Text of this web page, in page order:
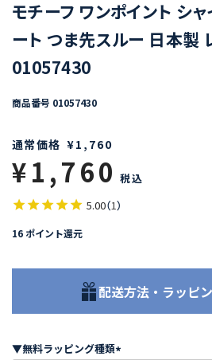
モチーフ ワンポイント シ
ート つま先スルー 日本製
01057430
商品番号 01057430
通常価格 ¥1,760
¥1,760 税込
5.00（1）
16 ポイント還元
配送方法・ラッピ
▼無料ラッピング種類